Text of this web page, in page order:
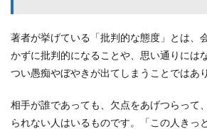
著者が挙げている「批判的な態度」とは、
かずに批判的になることや、思い通りには
つい愚痴やぼやきが出てしまうことではあ
相手が誰であっても、欠点をあげつらって
られない人はいるものです。「この人きっ